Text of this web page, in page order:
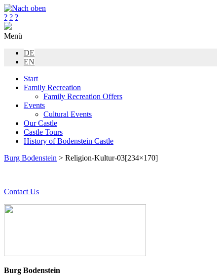
? ? ?
Menü
DE
EN
Start
Family Recreation
Family Recreation Offers
Events
Cultural Events
Our Castle
Castle Tours
History of Bodenstein Castle
Burg Bodenstein > Religion-Kultur-03[234×170]
Contact Us
Burg Bodenstein